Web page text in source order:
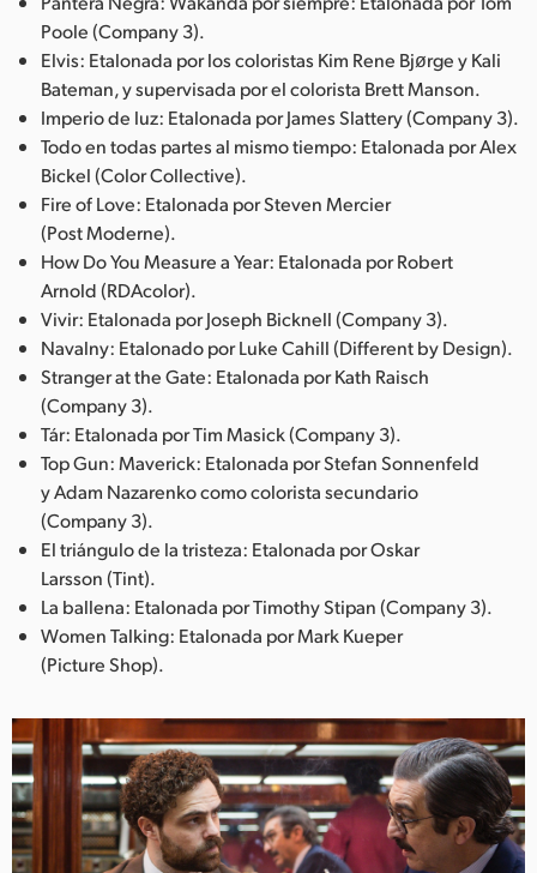
Poole (Company 3).
Elvis: Etalonada por los coloristas Kim Rene Bjørge y Kali
Bateman, y supervisada por el colorista Brett Manson.
Imperio de luz: Etalonada por James Slattery (Company 3).
Todo en todas partes al mismo tiempo: Etalonada por Alex
Bickel (Color Collective).
Fire of Love: Etalonada por Steven Mercier
(Post Moderne).
How Do You Measure a Year: Etalonada por Robert
Arnold (RDAcolor).
Vivir: Etalonada por Joseph Bicknell (Company 3).
Navalny: Etalonado por Luke Cahill (Different by Design).
Stranger at the Gate: Etalonada por Kath Raisch
(Company 3).
Tár: Etalonada por Tim Masick (Company 3).
Top Gun: Maverick: Etalonada por Stefan Sonnenfeld
y Adam Nazarenko como colorista secundario
(Company 3).
El triángulo de la tristeza: Etalonada por Oskar
Larsson (Tint).
La ballena: Etalonada por Timothy Stipan (Company 3).
Women Talking: Etalonada por Mark Kueper
(Picture Shop).